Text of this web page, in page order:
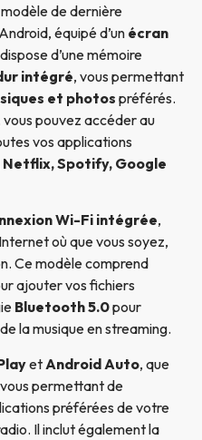
de dernière
équipé d’un écran
d’une mémoire
intégré, vous permettant
et photospréférés.
pouvez accéder au
vos applications
Netflix, Spotify, Google
Wi-Fi intégrée,
où que vous soyez,
Ce modèle comprend
ajouter vos fichiers
Bluetooth 5.0pour
la musique en streaming.
et Android Auto, que
permettant de
préférées de votre
Il inclut également la